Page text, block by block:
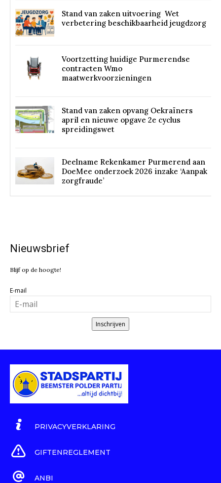
Stand van zaken uitvoering Wet
verbetering beschikbaarheid jeugdzorg
Voortzetting huidige Purmerendse
contracten Wmo
maatwerkvoorzieningen
Stand van zaken opvang Oekraïners
april en nieuwe opgave 2e cyclus
spreidingswet
Deelname Rekenkamer Purmerend aan
DoeMee onderzoek 2026 inzake ‘Aanpak
zorgfraude’
Nieuwsbrief
Blijf op de hoogte!
E-mail
Inschrijven
PRIVACYVERKLARING
GIFTENREGLEMENT
ANBI